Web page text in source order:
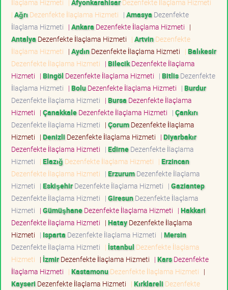
İlaçlama Hizmeti | AfyonkarahisarDezenfekte İlaçlama Hizmeti
| Ağrı Dezenfekte İlaçlama Hizmeti | Amasya Dezenfekte
İlaçlama Hizmeti | Ankara Dezenfekte İlaçlama Hizmeti |
Antalya Dezenfekte İlaçlama Hizmeti | ArtvinDezenfekte
İlaçlama Hizmeti | AydınDezenfekte İlaçlama Hizmeti | Balıkesir
Dezenfekte İlaçlama Hizmeti | BilecikDezenfekte İlaçlama
Hizmeti | Bingöl Dezenfekte İlaçlama Hizmeti | BitlisDezenfekte
İlaçlama Hizmeti | BoluDezenfekte İlaçlama Hizmeti | Burdur
Dezenfekte İlaçlama Hizmeti | Bursa Dezenfekte İlaçlama
Hizmeti | ÇanakkaleDezenfekte İlaçlama Hizmeti | Çankırı
Dezenfekte İlaçlama Hizmeti | ÇorumDezenfekte İlaçlama
Hizmeti | Denizli Dezenfekte İlaçlama Hizmeti | Diyarbakır
Dezenfekte İlaçlama Hizmeti | EdirneDezenfekte İlaçlama
Hizmeti | Elazığ Dezenfekte İlaçlama Hizmeti | Erzincan
Dezenfekte İlaçlama Hizmeti | ErzurumDezenfekte İlaçlama
Hizmeti | EskişehirDezenfekte İlaçlama Hizmeti | Gaziantep
Dezenfekte İlaçlama Hizmeti | GiresunDezenfekte İlaçlama
Hizmeti | GümüşhaneDezenfekte İlaçlama Hizmeti | Hakkari
Dezenfekte İlaçlama Hizmeti | HatayDezenfekte İlaçlama
Hizmeti | Isparta Dezenfekte İlaçlama Hizmeti | Mersin
Dezenfekte İlaçlama Hizmeti | İstanbul Dezenfekte İlaçlama
Hizmeti | İzmirDezenfekte İlaçlama Hizmeti | KarsDezenfekte
İlaçlama Hizmeti | KastamonuDezenfekte İlaçlama Hizmeti |
Kayseri Dezenfekte İlaçlama Hizmeti | Kırklareli Dezenfekte